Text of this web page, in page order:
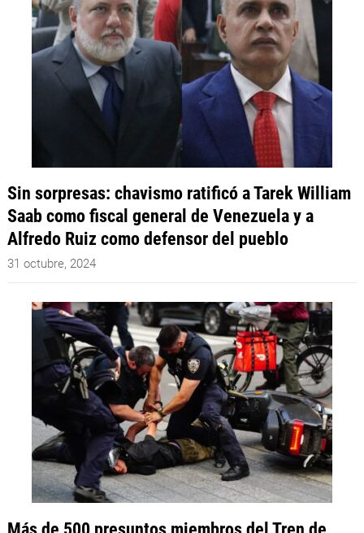
Sin sorpresas: chavismo ratificó a Tarek William
Saab como fiscal general de Venezuela y a
Alfredo Ruiz como defensor del pueblo
31 octubre, 2024
Más de 500 presuntos miembros del Tren de